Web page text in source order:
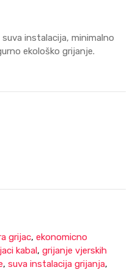
instalacija, minimalno
ekološko grijanje.
grijac,ekonomicno
kabal,grijanje vjerskih
,suva instalacija grijanja,